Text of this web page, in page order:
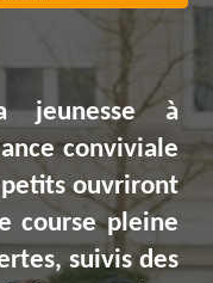
jeunesse à
conviviale
ouvriront
course pleine
suivis des